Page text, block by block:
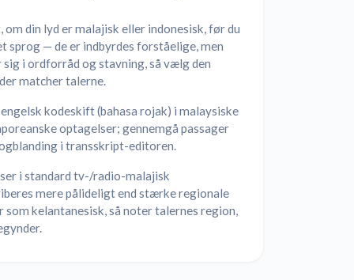
din lyd er malajisk eller indonesisk, før du
sprog — de er indbyrdes forståelige, men
sig i ordforråd og stavning, så vælg den
matcher talerne.
kodeskift (bahasa rojak) i malaysiske
optagelser; gennemgå passager
i transskript-editoren.
i standard tv-/radio-malajisk
mere pålideligt end stærke regionale
som kelantanesisk, så noter talernes region,